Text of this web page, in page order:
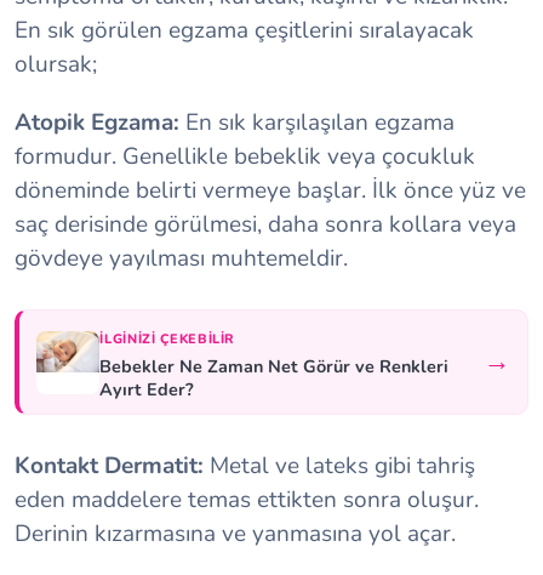
En sık görülen egzama çeşitlerini sıralayacak
olursak;
Atopik Egzama: En sık karşılaşılan egzama
formudur. Genellikle bebeklik veya çocukluk
döneminde belirti vermeye başlar. İlk önce yüz ve
saç derisinde görülmesi, daha sonra kollara veya
gövdeye yayılması muhtemeldir.
İLGINIZI ÇEKEBILIR
Bebekler Ne Zaman Net Görür ve Renkleri
Ayırt Eder?
→
Kontakt Dermatit: Metal ve lateks gibi tahriş
eden maddelere temas ettikten sonra oluşur.
Derinin kızarmasına ve yanmasına yol açar.